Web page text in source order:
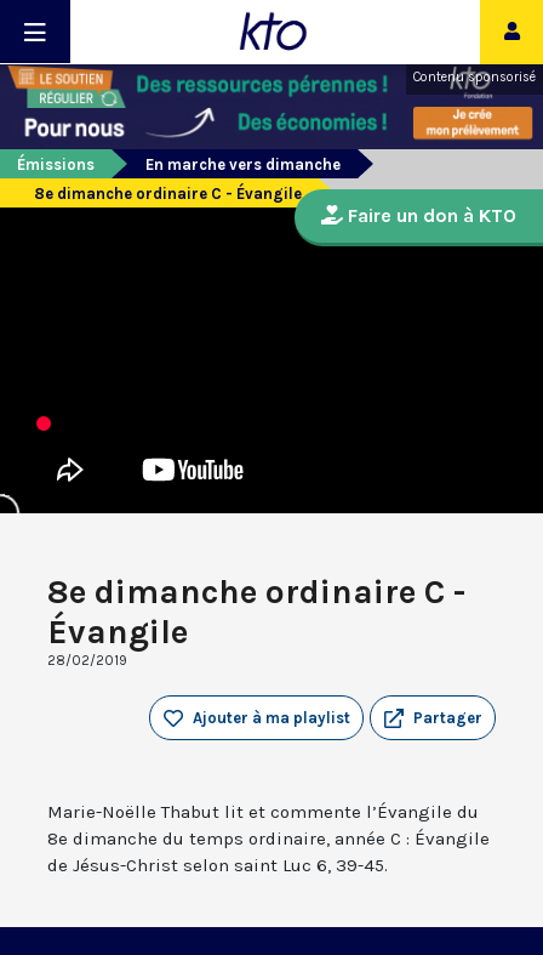
Contenu sponsorisé
Émissions
En marche vers dimanche
8e dimanche ordinaire C - Évangile
8e dimanche ordinaire C -
Évangile
28/02/2019
Partager
Ajouter à ma playlist
Marie-Noëlle Thabut lit et commente l’Évangile du
8e dimanche du temps ordinaire, année C : Évangile
de Jésus-Christ selon saint Luc 6, 39-45.
Faire un don à KTO